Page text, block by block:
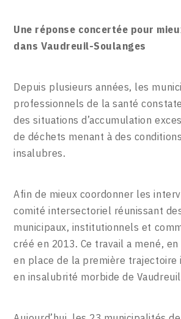
Une réponse concertée pour
dans Vaudreuil-Soulanges
Depuis plusieurs années, les
professionnels de la santé
des situations d’accumulation
de déchets menant à des
insalubres.
Afin de mieux coordonner les
comité intersectoriel réunissant
municipaux, institutionnels et
créé en 2013. Ce travail a mené,
en place de la première
en insalubrité morbide de